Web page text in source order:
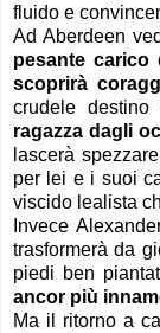
fluido e
Ad Aberdeen
pesante
scoprirà
crudele
ragazza dagli
lascerà
per lei e i suoi
viscido lealista
Invece
trasformerà da
piedi ben
ancor più
Ma il ritorno a